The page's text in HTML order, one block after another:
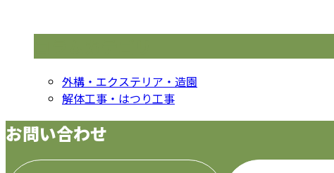
外構・エクステリア・造園
解体工事・はつり工事
お問い合わせ